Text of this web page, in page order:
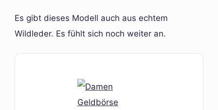
Es gibt dieses Modell auch aus echtem
Wildleder. Es fühlt sich noch weiter an.